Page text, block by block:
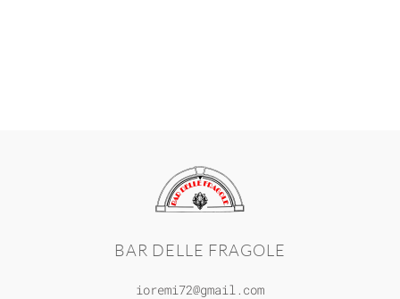
BAR DELLE FRAGOLE
ioremi72@gmail.com